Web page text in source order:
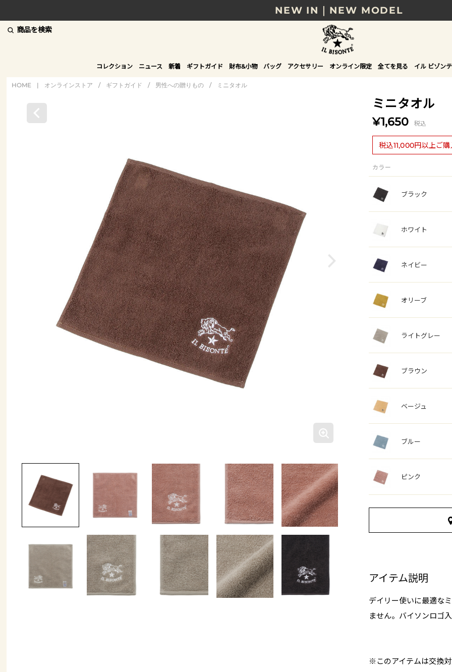
NEW IN｜NEW MODEL
8/17(月)10時まで｜税込11,000円以上で送料無
贈る相手やシーンから選べる、新しいギフトガ
NEW IN｜COLOR LEATHER
商品を検索
コレクション ニュース 新着 ギフトガイド 財布&小物 バッグ アクセサリー オンライン限定 全てを見る イル ビゾン
HOME | オンラインストア / ギフトガイド / 男性への贈りもの / ミニタオル
ミニタオル
¥1,650 税込
税込11,000円以上ご
カラー
ブラック
ホワイト
ネイビー
オリーブ
ライトグレー
ブラウン
ベージュ
ブルー
ピンク
アイテム説明
デイリー使いに最適な
ません。バイソンロゴ
※このアイテムは交換